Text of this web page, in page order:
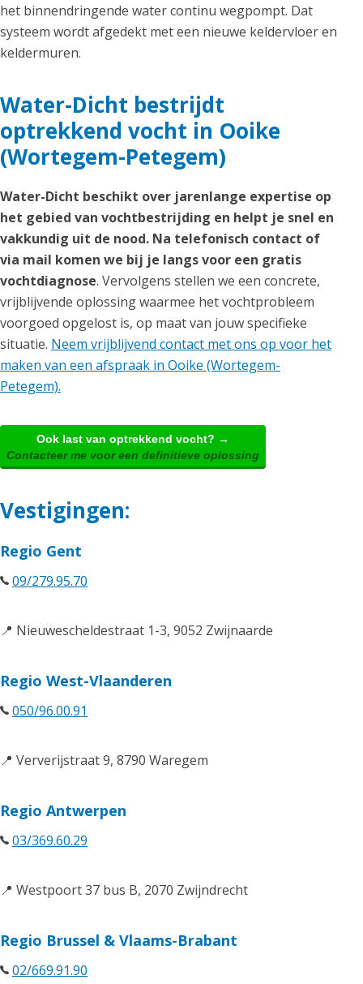
het binnendringende water continu wegpompt. Dat
systeem wordt afgedekt met een nieuwe keldervloer en
keldermuren.
Water-Dicht bestrijdt
optrekkend vocht in Ooike
(Wortegem-Petegem)
Water-Dicht beschikt over jarenlange expertise op
het gebied van vochtbestrijding en helpt je snel en
vakkundig uit de nood. Na telefonisch contact of
via mail komen we bij je langs voor een gratis
vochtdiagnose. Vervolgens stellen we een concrete,
vrijblijvende oplossing waarmee het vochtprobleem
voorgoed opgelost is, op maat van jouw specifieke
situatie. Neem vrijblijvend contact met ons op voor het
maken van een afspraak in Ooike (Wortegem-
Petegem).
Ook last van optrekkend vocht? →
Contacteer me voor een definitieve oplossing
Vestigingen:
Regio Gent
09/279.95.70
📍 Nieuwescheldestraat 1-3, 9052 Zwijnaarde
Regio West-Vlaanderen
050/96.00.91
📍 Ververijstraat 9, 8790 Waregem
Regio Antwerpen
03/369.60.29
📍 Westpoort 37 bus B, 2070 Zwijndrecht
Regio Brussel & Vlaams-Brabant
02/669.91.90